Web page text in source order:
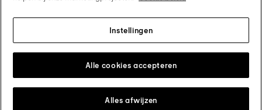
Volg ons op sociale media
Verander van land Tissot Copyrights 2026
Instellingen
Alles afwijzen
Alle cookies accepteren